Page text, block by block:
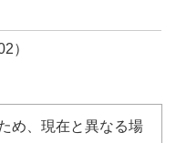
）
め、現在と異なる場